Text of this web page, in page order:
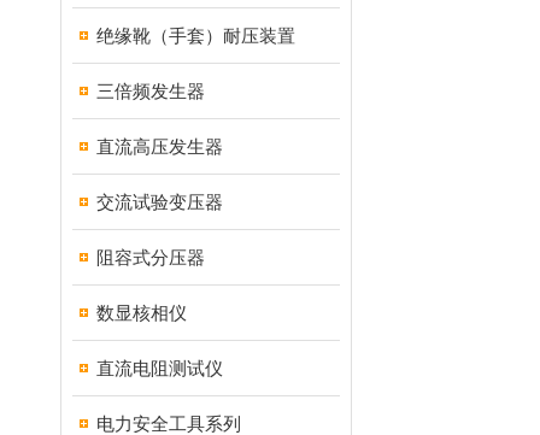
绝缘靴（手套）耐压装置
三倍频发生器
直流高压发生器
交流试验变压器
阻容式分压器
数显核相仪
直流电阻测试仪
电力安全工具系列